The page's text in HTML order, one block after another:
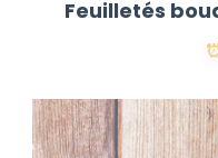
Feuilletés